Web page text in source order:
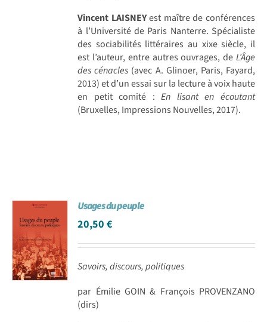
Vincent LAISNEYest maître de conférences
à l’Université de Paris Nanterre. Spécialiste
des sociabilités littéraires au xixe siècle, il
est l’auteur, entre autres ouvrages, de L’Âge
des cénacles (avec A. Glinoer, Paris, Fayard,
2013) et d’un essai sur la lecture à voix haute
en petit comité :En lisant en écoutant
(Bruxelles, Impressions Nouvelles, 2017).
Usages du peuple
20,50€
Savoirs, discours, politiques
par Émilie GOIN & François PROVENZANO
(dirs)